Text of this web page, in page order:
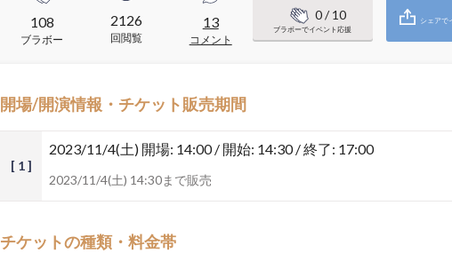
108
ブラボー
2126
回閲覧
13
コメント
0/ 10
ブラボーでイベント応援
シェアで
開場/開演情報・チケット販売期間
[ 1 ]
2023/11/4(土) 開場: 14:00 / 開始: 14:30 / 終了: 17:00
2023/11/4(土) 14:30まで販売
チケットの種類・料金帯